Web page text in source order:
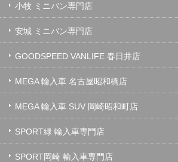
小牧 ミニバン専門店
安城 ミニバン専門店
GOODSPEED VANLIFE 春日井店
MEGA 輸入車 名古屋昭和橋店
MEGA 輸入車 SUV 岡崎昭和町店
SPORT緑 輸入車専門店
SPORT岡崎 輸入車専門店